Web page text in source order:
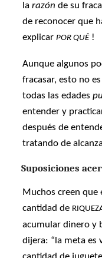
larazón de su
de reconocer que
explicarPOR QUÉ !
Aunque algunos
fracasar, esto no
todas las edades
entender y
después de
tratando de
Suposiciones
Muchos creen que
cantidad de
acumular dinero y
dijera: “la meta es